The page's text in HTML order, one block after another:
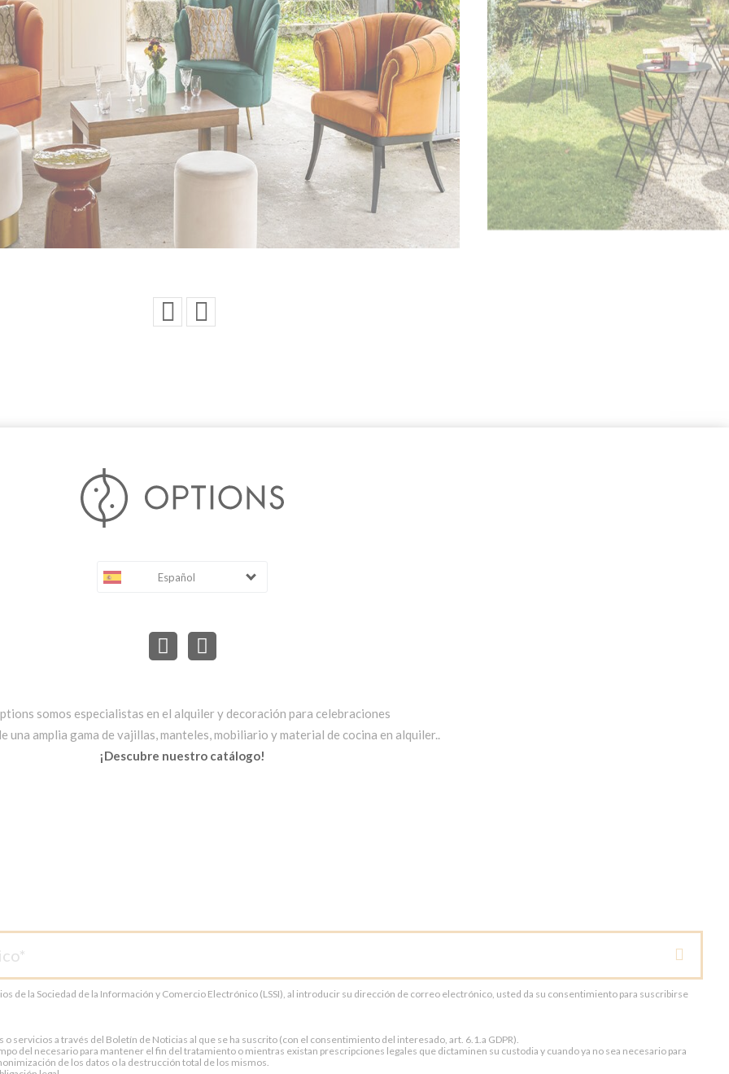
Español
somos especialistas en el alquiler y decoración para celebraciones
una amplia gama de vajillas, manteles, mobiliario y material de cocina en alquiler..
¡Descubre nuestro catálogo!
de la Sociedad de la Información y Comercio Electrónico (LSSI), al introducir su dirección de correo electrónico, usted da su consentimiento para suscribirse
servicios a través del Boletín de Noticias al que se ha suscrito (con el consentimiento del interesado, art. 6.1.a GDPR).
del necesario para mantener el fin del tratamiento o mientras existan prescripciones legales que dictaminen su custodia y cuando ya no sea necesario para
de los datos o la destrucción total de los mismos.